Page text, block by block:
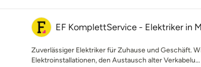
EF KomplettService - Elektriker in
Zuverlässiger Elektriker für Zuhause und Geschäft.
Elektroinstallationen, den Austausch alter Verkabelu...